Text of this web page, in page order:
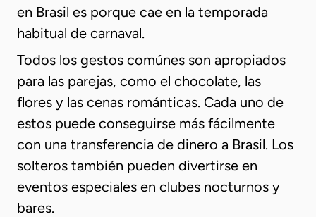
en Brasil es porque cae en la temporada
habitual de carnaval.
Todos los gestos comúnes son apropiados
para las parejas, como el chocolate, las
flores y las cenas románticas. Cada uno de
estos puede conseguirse más fácilmente
con una transferencia de dinero a Brasil. Los
solteros también pueden divertirse en
eventos especiales en clubes nocturnos y
bares.